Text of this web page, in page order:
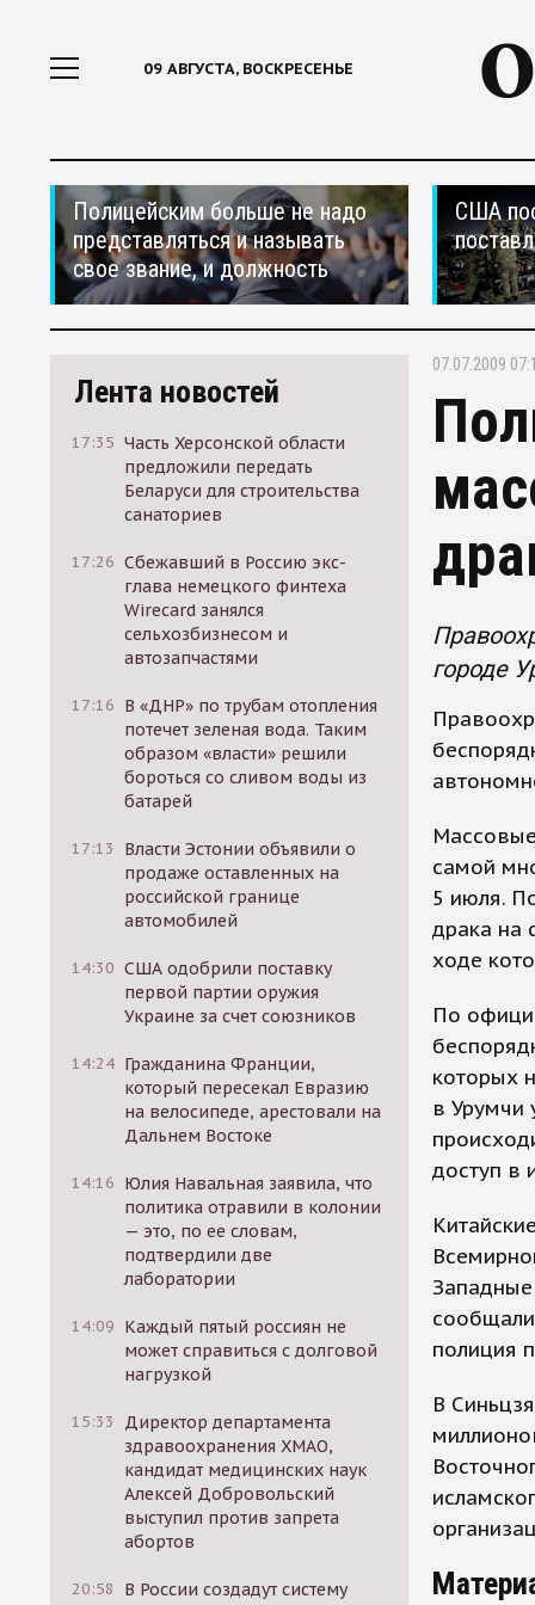
09 АВГУСТА, ВОСКРЕСЕНЬЕ
Полицейским больше не надо
представляться и называть
свое звание, и должность
США
Лента новостей
17:35 Часть Херсонской области
предложили передать
Беларуси для строительства
санаториев
17:26 Сбежавший в Россию экс-
глава немецкого финтеха
Wirecard занялся
сельхозбизнесом и
автозапчастями
17:16 В «ДНР» по трубам отопления
потечет зеленая вода. Таким
образом «власти» решили
бороться со сливом воды из
батарей
17:13
Власти Эстонии объявили о
продаже оставленных на
российской границе
автомобилей
14:30 США одобрили поставку
первой партии оружия
Украине за счет союзников
14:24 Гражданина Франции,
который пересекал Евразию
на велосипеде, арестовали на
Дальнем Востоке
14:16 Юлия Навальная заявила, что
политика отравили в колонии
— это, по ее словам,
подтвердили две
лаборатории
14:09 Каждый пятый россиян не
может справиться с долговой
нагрузкой
15:33
Директор департамента
здравоохранения ХМАО,
кандидат медицинских наук
Алексей Добровольский
выступил против запрета
абортов
20:58
В России создадут систему
07.07.2009
городе
самой
5 июля.
драка на
ходе
По
которых
в Урумчи
доступ в
полиция
В